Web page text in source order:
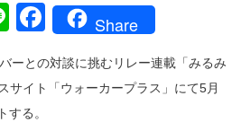
Li
e
F
c
Share
ーとの対談に挑むリレー連載「みるみ
サイト「ウォーカープラス」にて5月
する。